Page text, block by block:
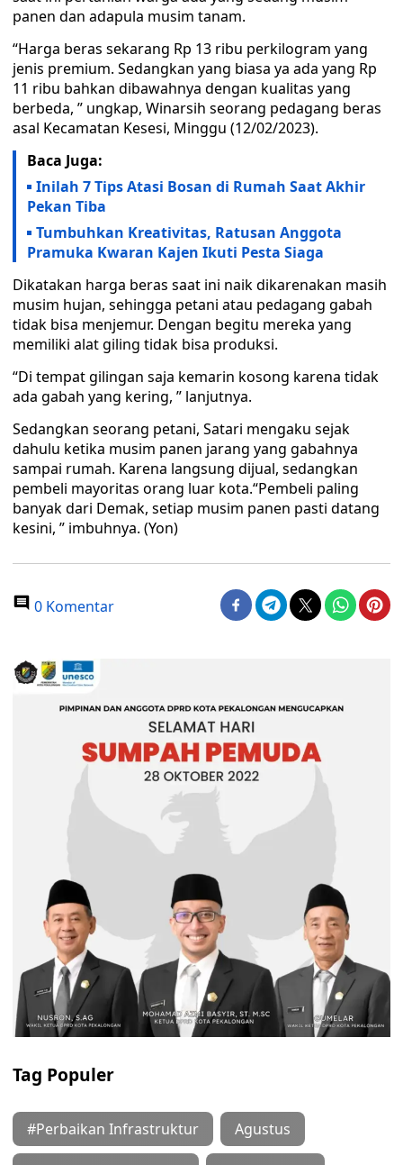
panen dan adapula musim tanam.
“Harga beras sekarang Rp 13 ribu perkilogram yang
jenis premium. Sedangkan yang biasa ya ada yang Rp
11 ribu bahkan dibawahnya dengan kualitas yang
berbeda, ” ungkap, Winarsih seorang pedagang beras
asal Kecamatan Kesesi, Minggu (12/02/2023).
Baca Juga:
Inilah 7 Tips Atasi Bosan di Rumah Saat Akhir
Pekan Tiba
Tumbuhkan Kreativitas, Ratusan Anggota
Pramuka Kwaran Kajen Ikuti Pesta Siaga
Dikatakan harga beras saat ini naik dikarenakan masih
musim hujan, sehingga petani atau pedagang gabah
tidak bisa menjemur. Dengan begitu mereka yang
memiliki alat giling tidak bisa produksi.
“Di tempat gilingan saja kemarin kosong karena tidak
ada gabah yang kering, ” lanjutnya.
Sedangkan seorang petani, Satari mengaku sejak
dahulu ketika musim panen jarang yang gabahnya
sampai rumah. Karena langsung dijual, sedangkan
pembeli mayoritas orang luar kota.“Pembeli paling
banyak dari Demak, setiap musim panen pasti datang
kesini, ” imbuhnya. (Yon)
0 Komentar
Tag Populer
#Perbaikan Infrastruktur Agustus